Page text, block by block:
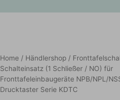
Home / Händlershop /
Schalteinsatz (1 Schließer / NO) für
Fronttafeleinbaugeräte NPB/NPL/
Drucktaster Serie KDTC